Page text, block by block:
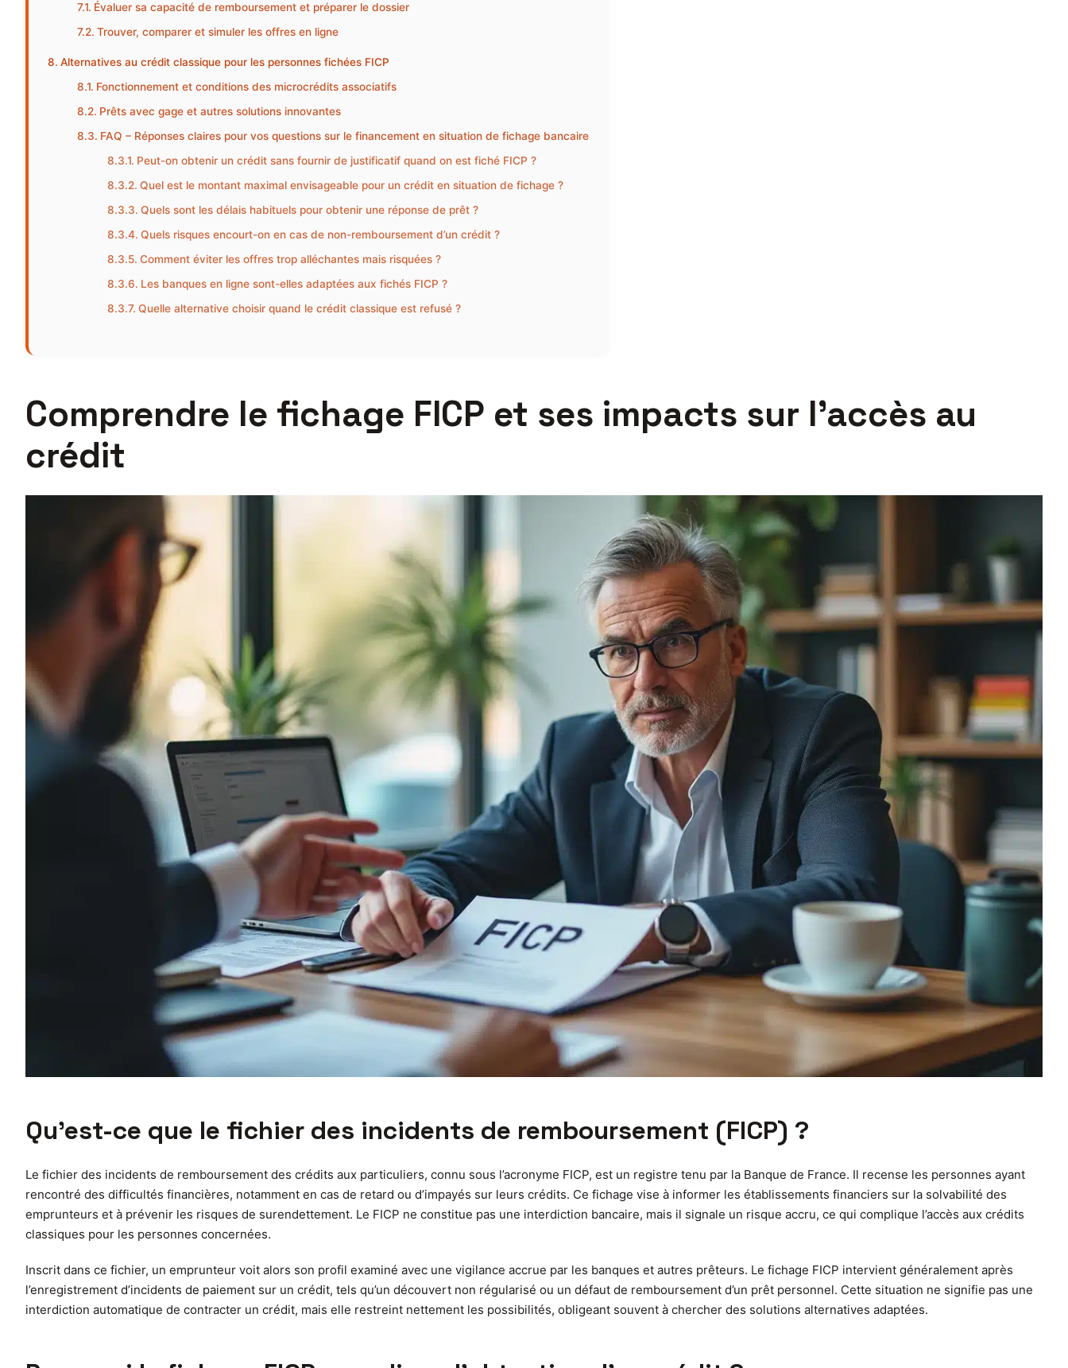
Évaluer sa capacité de remboursement et préparer le dossier
Trouver, comparer et simuler les offres en ligne
Alternatives au crédit classique pour les personnes fichées FICP
Fonctionnement et conditions des microcrédits associatifs
Prêts avec gage et autres solutions innovantes
FAQ – Réponses claires pour vos questions sur le financement en situation de fichage bancaire
Peut-on obtenir un crédit sans fournir de justificatif quand on est fiché FICP ?
Quel est le montant maximal envisageable pour un crédit en situation de fichage ?
Quels sont les délais habituels pour obtenir une réponse de prêt ?
Quels risques encourt-on en cas de non-remboursement d’un crédit ?
Comment éviter les offres trop alléchantes mais risquées ?
Les banques en ligne sont-elles adaptées aux fichés FICP ?
Quelle alternative choisir quand le crédit classique est refusé ?
Comprendre le fichage FICP et ses impacts sur l’accès au
crédit
Qu’est-ce que le fichier des incidents de remboursement (FICP) ?
Le fichier des incidents de remboursement des crédits aux particuliers, connu sous l’acronyme FICP, est un registre tenu par la Banque de France. Il recense les personnes ayant
rencontré des difficultés financières, notamment en cas de retard ou d’impayés sur leurs crédits. Ce fichage vise à informer les établissements financiers sur la solvabilité des
emprunteurs et à prévenir les risques de surendettement. Le FICP ne constitue pas une interdiction bancaire, mais il signale un risque accru, ce qui complique l’accès aux crédits
classiques pour les personnes concernées.
Inscrit dans ce fichier, un emprunteur voit alors son profil examiné avec une vigilance accrue par les banques et autres prêteurs. Le fichage FICP intervient généralement après
l’enregistrement d’incidents de paiement sur un crédit, tels qu’un découvert non régularisé ou un défaut de remboursement d’un prêt personnel. Cette situation ne signifie pas une
interdiction automatique de contracter un crédit, mais elle restreint nettement les possibilités, obligeant souvent à chercher des solutions alternatives adaptées.